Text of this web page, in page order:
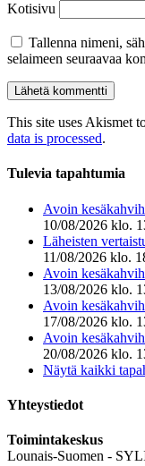
Kotisivu
Tallenna nimeni,
selaimeen seuraavaa
This site uses Akismet
data is processed.
Tulevia tapahtumia
Avoin
10/08/2026 klo.
Läheisten
11/08/2026 klo.
Avoin
13/08/2026 klo.
Avoin
17/08/2026 klo.
Avoin
20/08/2026 klo.
Näytä kaikki
Yhteystiedot
Toimintakeskus
Lounais-Suomen -